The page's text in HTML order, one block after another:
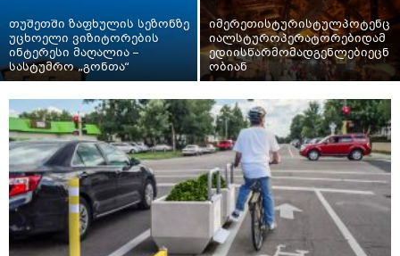
თუშეთში ზაფხულის სეზონზე
უცხოელი ვიზიტორების
ინტერესი მაღალია –
სასტუმრო „გონთა“
იმერეთისტურისტულპოტენც
იალსტუროპერატორებიდამ
ედიისწარმომადგენლებიეცნ
ობიან